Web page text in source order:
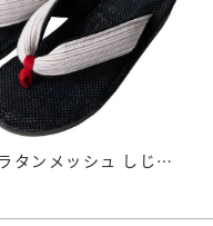
雪駄 ネイビーラタンメッシュ しじら織 縦縞柄 平鼻緒 【レディース】｜R470